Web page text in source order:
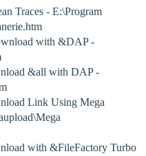
Traces - E:\Program
with &DAP -
&all with DAP -
Link Using Mega
with &FileFactory Turbo